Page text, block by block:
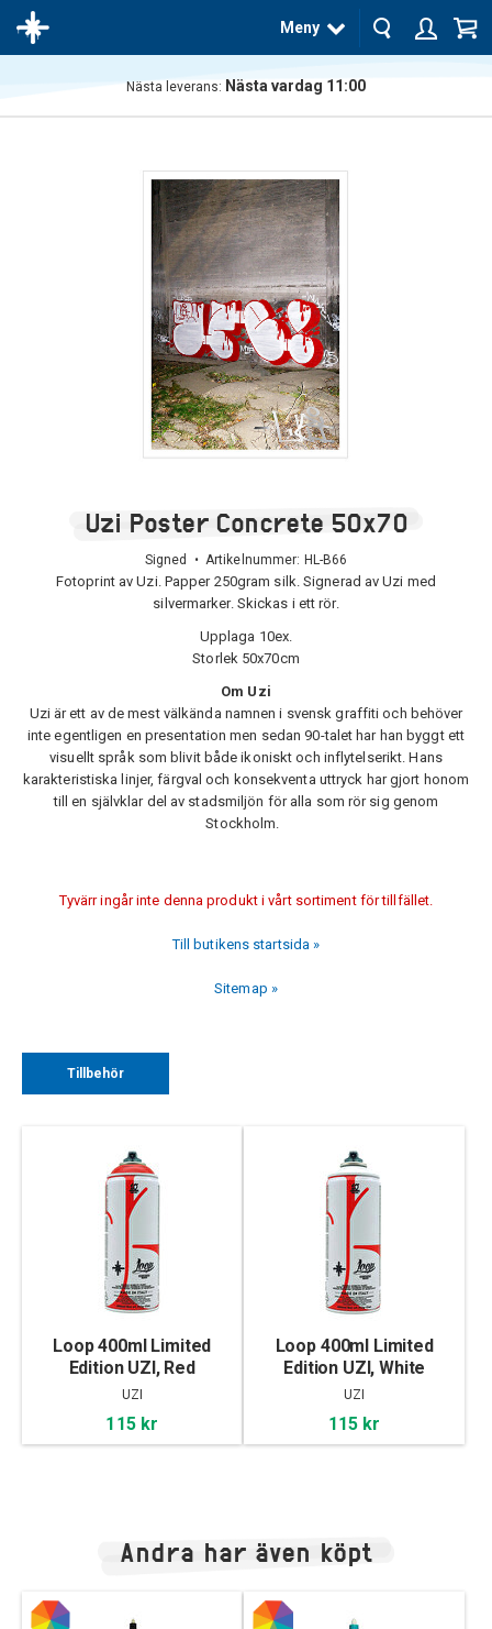
Meny
Nästa leverans: Nästa vardag 11:00
Uzi Poster Concrete 50x70
Signed • Artikelnummer: HL-B66
Fotoprint av Uzi. Papper 250gram silk. Signerad av Uzi med
silvermarker. Skickas i ett rör.
Upplaga 10ex.
Storlek 50x70cm
Om Uzi
Uzi är ett av de mest välkända namnen i svensk graffiti och behöver
inte egentligen en presentation men sedan 90-talet har han byggt ett
visuellt språk som blivit både ikoniskt och inflytelserikt. Hans
karakteristiska linjer, färgval och konsekventa uttryck har gjort honom
till en självklar del av stadsmiljön för alla som rör sig genom
Stockholm.
Tyvärr ingår inte denna produkt i vårt sortiment för tillfället.
Till butikens startsida »
Sitemap »
Tillbehör
Loop 400ml Limited
Edition UZI, Red
UZI
115 kr
Loop 400ml Limited
Edition UZI, White
UZI
115 kr
Andra har även köpt